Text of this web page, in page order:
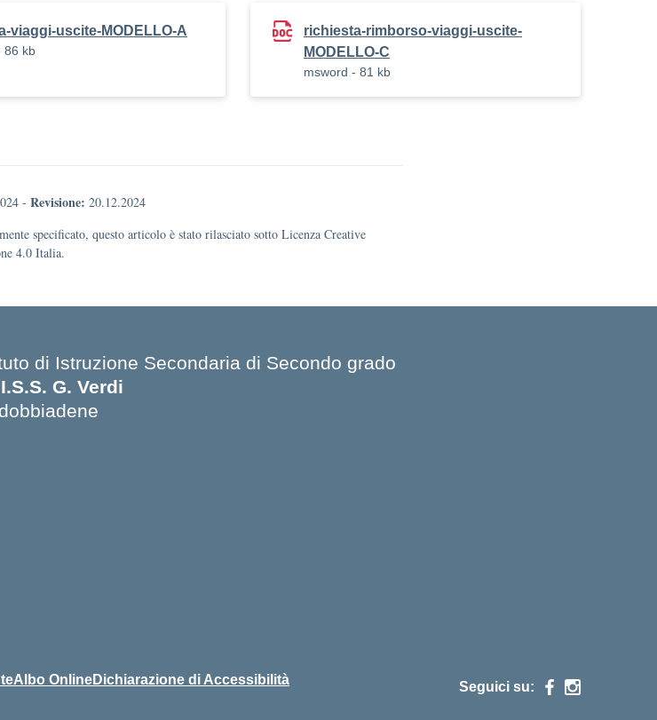
viaggi-uscite-MODELLO-A
86 kb
richiesta-rimborso-viaggi-uscite-
MODELLO-C
msword - 81 kb
- Revisione: 20.12.2024
specificato, questo articolo è stato rilasciato sotto Licenza Creative
4.0 Italia.
di Istruzione Secondaria di Secondo grado
G. Verdi
Albo OnlineDichiarazione di Accessibilità Seguici su: